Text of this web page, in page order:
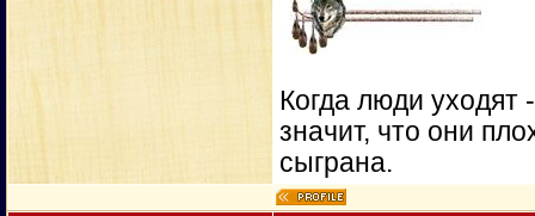
Когда люди уходят
значит, что они
сыграна.